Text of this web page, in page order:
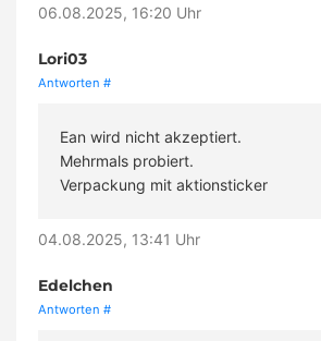
06.08.2025, 16:20 Uhr
Lori03
Antworten #
Ean wird nicht akzeptiert.
Mehrmals probiert.
Verpackung mit aktionsticker
04.08.2025, 13:41 Uhr
Edelchen
Antworten #